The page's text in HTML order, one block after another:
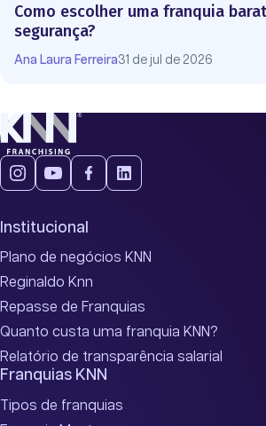
Como escolher uma franquia
segurança?
Ana Laura Ferreira31 de jul de 2026
Institucional
Plano de negócios KNN
Reginaldo Knn
Repasse de Franquias
Quanto custa uma franquia KNN?
Relatório de transparência salarial
Franquias KNN
Tipos de franquias